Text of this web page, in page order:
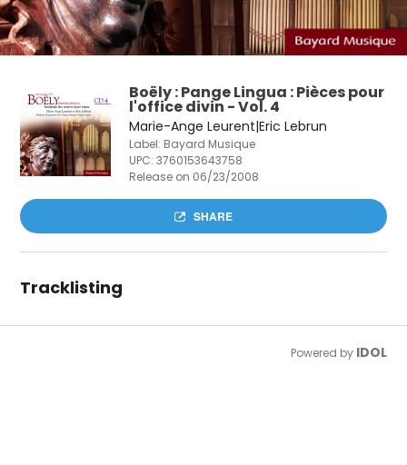
Boëly : Pange Lingua : Pièces pour
l'office divin - Vol. 4
Marie-Ange Leurent|Eric Lebrun
Label: Bayard Musique
UPC:3760153643758
Release on 06/23/2008
SHARE
Tracklisting
Powered by IDOL